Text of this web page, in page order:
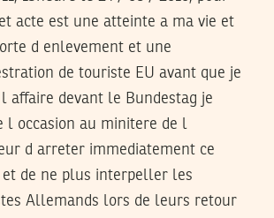
acte est une atteinte a ma vie et
d enlevement et une
de touriste EU avant que je
affaire devant le Bundestag je
l occasion au minitere de l
d arreter immediatement ce
et de ne plus interpeller les
Allemands lors de leurs retour